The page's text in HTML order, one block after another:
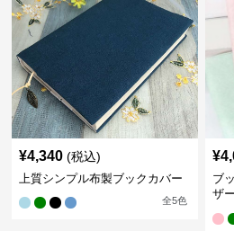
¥4,340 (税込)
上質シンプル布製ブックカバー
全5色
¥
ブ
ザ